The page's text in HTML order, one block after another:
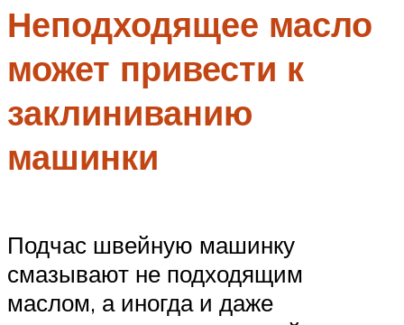
Неподходящее масло
может привести к
заклиниванию
машинки
Подчас швейную машинку
смазывают не подходящим
маслом, а иногда и даже